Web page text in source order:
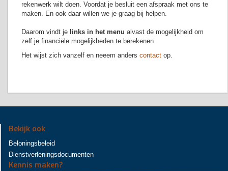
rekenwerk wilt doen. Voordat je besluit een afspraak met ons te
maken. En ook daar willen we je graag bij helpen.
Daarom vindt je links in het menu alvast de mogelijkheid om
zelf je financiële mogelijkheden te berekenen.
Het wijst zich vanzelf en neeem anders contact op.
Bekijk ook
Beloningsbeleid
Dienstverleningsdocumenten
Kennis maken?